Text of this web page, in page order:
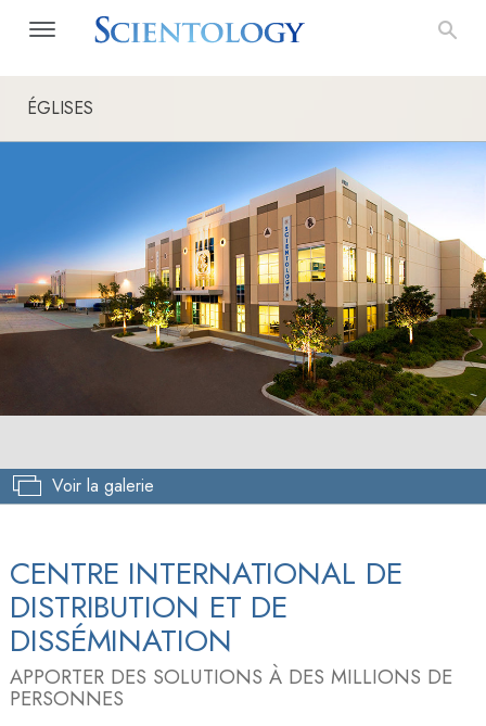
ÉGLISES
Voir la galerie
CENTRE INTERNATIONAL DE
DISTRIBUTION ET DE
DISSÉMINATION
APPORTER DES SOLUTIONS À DES MILLIONS DE
PERSONNES